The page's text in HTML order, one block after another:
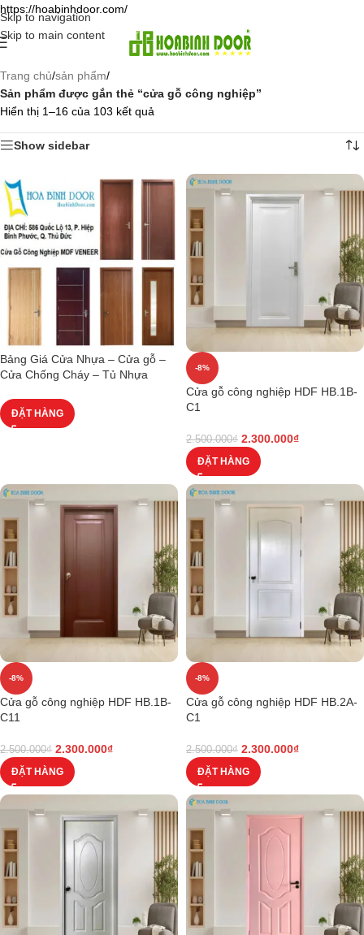
https://hoabinhdoor.com/
Skip to navigation
Skip to main content
Trang chủ/sản phẩm/
Sản phẩm được gắn thẻ “cửa gỗ công nghiệp”
Hiển thị 1–16 của 103 kết quả
Show sidebar
Bảng Giá Cửa Nhựa – Cửa gỗ –
Cửa Chống Cháy – Tủ Nhựa
ĐẶT HÀNG
-8%
Cửa gỗ công nghiệp HDF HB.1B-
C1
2.500.000₫ 2.300.000₫
ĐẶT HÀNG
-8%
Cửa gỗ công nghiệp HDF HB.1B-
C11
2.500.000₫ 2.300.000₫
ĐẶT HÀNG
-8%
Cửa gỗ công nghiệp HDF HB.2A-
C1
2.500.000₫ 2.300.000₫
ĐẶT HÀNG